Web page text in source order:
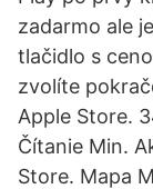
zadarmo ale
tlačidlo s
zvolíte
Apple Store.
Čítanie Min.
Store. Mapa